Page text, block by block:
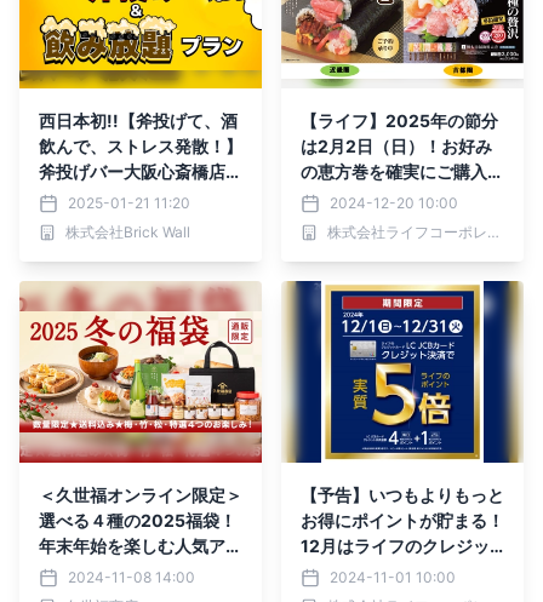
西日本初!!【斧投げて、酒
飲んで、ストレス発散！】
斧投げバー大阪心斎橋店が
お得な"飲み放題プラン"を
開始!!
2025-01-21 11:20
株式会社Brick Wall
【ライフ】2025年の節分
は2月2日（日）！お好み
の恵方巻を確実にご購入い
ただくためには予約がおす
すめ！
2024-12-20 10:00
株式会社ライフコーポレーション
＜久世福オンライン限定＞
選べる４種の2025福袋！
年末年始を楽しむ人気アイ
テムや、限定＆新商品をお
得にゲット！12/6(金)19
2024-11-08 14:00
【予告】いつもよりもっと
お得にポイントが貯まる！
12月はライフのクレジッ
トカード「LC JCBカー
ド」でクレジット決済をす
2024-11-01 10:00